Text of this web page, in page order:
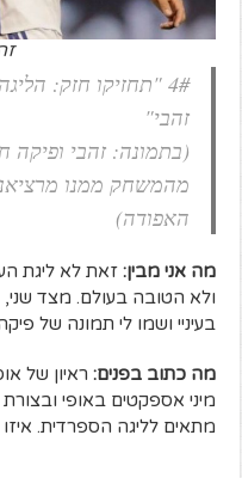
4# "תחזיקו חזק:
זהבי"
(בתמונה: זהבי ופיקה
מהמשחק ממנו
האפודה)
מה אני מבין: זאת לא ליגת
ולא הטובה בעולם. מצד
בעיניי ושמו לי תמונה של
מה כתוב בפנים: ראיון של
מיני אספקטים באופי
מתאים לליגה הספרדית.